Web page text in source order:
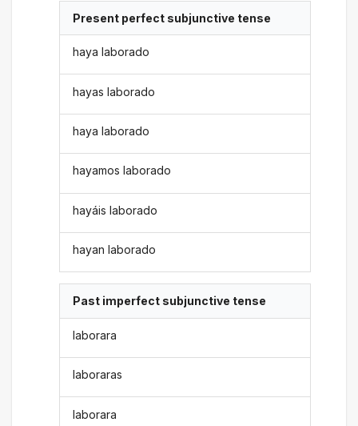
Present perfect subjunctive tense
haya laborado
hayas laborado
haya laborado
hayamos laborado
hayáis laborado
hayan laborado
Past imperfect subjunctive tense
laborara
laboraras
laborara